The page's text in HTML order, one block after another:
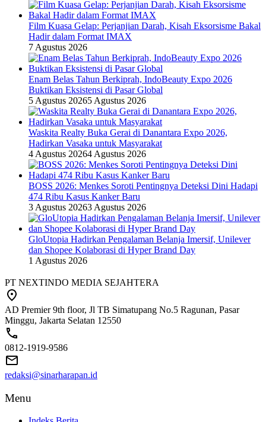
Film Kuasa Gelap: Perjanjian Darah, Kisah Eksorsisme Bakal
Hadir dalam Format IMAX
7 Agustus 2026
Enam Belas Tahun Berkiprah, IndoBeauty Expo 2026
Buktikan Eksistensi di Pasar Global
5 Agustus 20265 Agustus 2026
Waskita Realty Buka Gerai di Danantara Expo 2026,
Hadirkan Vasaka untuk Masyarakat
4 Agustus 20264 Agustus 2026
BOSS 2026: Menkes Soroti Pentingnya Deteksi Dini Hadapi
474 Ribu Kasus Kanker Baru
3 Agustus 20263 Agustus 2026
GloUtopia Hadirkan Pengalaman Belanja Imersif, Unilever
dan Shopee Kolaborasi di Hyper Brand Day
1 Agustus 2026
PT NEXTINDO MEDIA SEJAHTERA
AD Premier 9th floor, Jl TB Simatupang No.5 Ragunan, Pasar
Minggu, Jakarta Selatan 12550
0812-1919-9586
redaksi@sinarharapan.id
Menu